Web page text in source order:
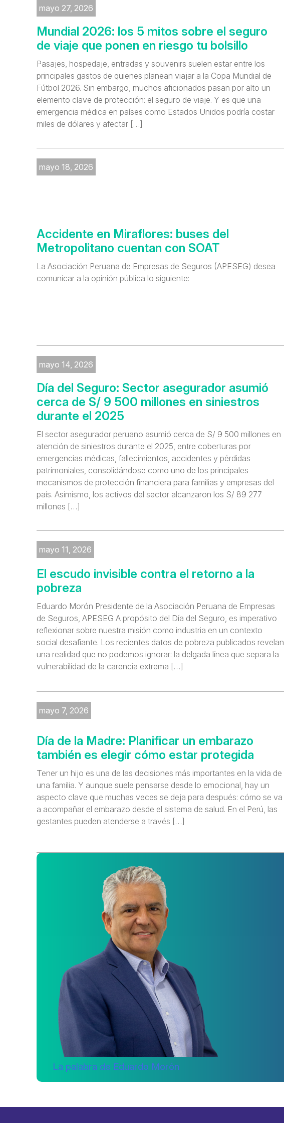
mayo 27, 2026
Mundial 2026: los 5 mitos sobre el seguro
de viaje que ponen en riesgo tu bolsillo
Pasajes, hospedaje, entradas y souvenirs suelen estar entre los
principales gastos de quienes planean viajar a la Copa Mundial de
Fútbol 2026. Sin embargo, muchos aficionados pasan por alto un
elemento clave de protección: el seguro de viaje. Y es que una
emergencia médica en países como Estados Unidos podría costar
miles de dólares y afectar […]
mayo 18, 2026
Accidente en Miraflores: buses del
Metropolitano cuentan con SOAT
La Asociación Peruana de Empresas de Seguros (APESEG) desea
comunicar a la opinión pública lo siguiente:
mayo 14, 2026
Día del Seguro: Sector asegurador asumió
cerca de S/ 9 500 millones en siniestros
durante el 2025
El sector asegurador peruano asumió cerca de S/ 9 500 millones en
atención de siniestros durante el 2025, entre coberturas por
emergencias médicas, fallecimientos, accidentes y pérdidas
patrimoniales, consolidándose como uno de los principales
mecanismos de protección financiera para familias y empresas del
país. Asimismo, los activos del sector alcanzaron los S/ 89 277
millones […]
mayo 11, 2026
El escudo invisible contra el retorno a la
pobreza
Eduardo Morón Presidente de la Asociación Peruana de Empresas
de Seguros, APESEG A propósito del Día del Seguro, es imperativo
reflexionar sobre nuestra misión como industria en un contexto
social desafiante. Los recientes datos de pobreza publicados revelan
una realidad que no podemos ignorar: la delgada línea que separa la
vulnerabilidad de la carencia extrema […]
mayo 7, 2026
Día de la Madre: Planificar un embarazo
también es elegir cómo estar protegida
Tener un hijo es una de las decisiones más importantes en la vida de
una familia. Y aunque suele pensarse desde lo emocional, hay un
aspecto clave que muchas veces se deja para después: cómo se va
a acompañar el embarazo desde el sistema de salud. En el Perú, las
gestantes pueden atenderse a través […]
La palabra de Eduardo Morón